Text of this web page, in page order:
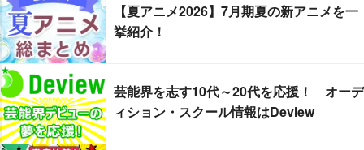
【夏アニメ2026】7月期夏の新アニメを一
挙紹介！
芸能界を志す10代～20代を応援！ オーデ
ィション・スクール情報はDeview